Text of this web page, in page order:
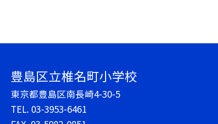
豊島区立椎名町小学校
東京都豊島区南長崎4-30-5
TEL. 03-3953-6461